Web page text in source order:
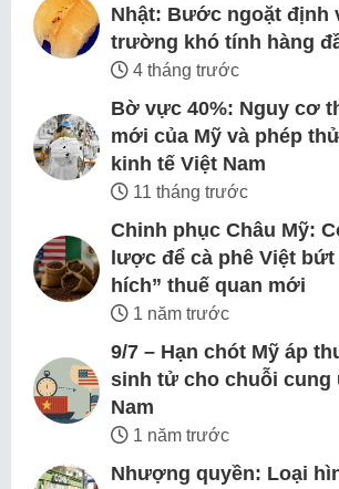
Nhật: Bước ngoặt định
trường khó tính hàng
4 tháng trước
Bờ vực 40%: Nguy cơ
mới của Mỹ và phép
kinh tế Việt Nam
11 tháng trước
Chinh phục Châu Mỹ:
lược để cà phê Việt bứt
hích” thuế quan mới
1 năm trước
9/7 – Hạn chót Mỹ áp
sinh tử cho chuỗi cung
Nam
1 năm trước
Nhượng quyền: Loại